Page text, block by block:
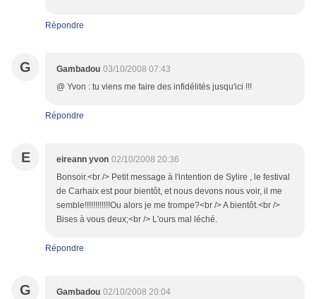
Répondre
G Gambadou 03/10/2008 07:43
@ Yvon : tu viens me faire des infidélités jusqu'ici !!!
Répondre
E eireann yvon 02/10/2008 20:36
Bonsoir.<br /> Petit message à l'intention de Sylire , le festival
de Carhaix est pour bientôt, et nous devons nous voir, il me
semble!!!!!!!!!!!!Ou alors je me trompe?<br /> A bientôt.<br />
Bises à vous deux;<br /> L'ours mal léché.
Répondre
G Gambadou 02/10/2008 20:04